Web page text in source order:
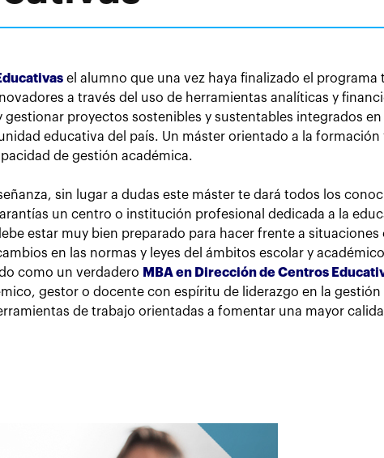
el alumno que una vez haya finalizado el programa
a través del uso de herramientas analíticas y
proyectos sostenibles y sustentables integrados
educativa del país. Un máster orientado a la
de gestión académica.
sin lugar a dudas este máster te dará todos los
un centro o institución profesional dedicada a la
estar muy bien preparado para hacer frente a
en las normas y leyes del ámbitos escolar y
como un verdadero MBA en Dirección de Centros
gestor o docente con espíritu de liderazgo en la
de trabajo orientadas a fomentar una mayor